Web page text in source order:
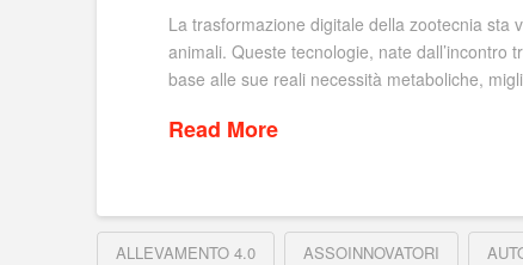
La trasformazione digitale della zootecnia sta
animali. Queste tecnologie, nate dall’incontro
base alle sue reali necessità metaboliche,
Read More
ALLEVAMENTO 4.0 ASSOINNOVATORI